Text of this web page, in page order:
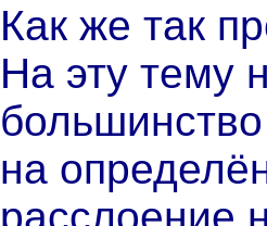
Как же так
На эту тему
на
расслоение